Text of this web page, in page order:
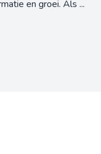
en groei. Als ...